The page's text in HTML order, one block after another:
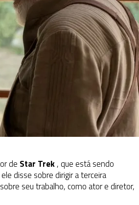
de Star Trek, que está sendo
disse sobre dirigir a terceira
seu trabalho, como ator e diretor,